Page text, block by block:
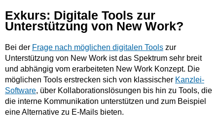
Exkurs: Digitale Tools zur
Unterstützung von New Work?
Bei der Frage nach möglichen digitalen Tools zur
Unterstützung von New Work ist das Spektrum sehr breit
und abhängig vom erarbeiteten New Work Konzept. Die
möglichen Tools erstrecken sich von klassischer Kanzlei-
Software, über Kollaborationslösungen bis hin zu Tools, die
die interne Kommunikation unterstützen und zum Beispiel
eine Alternative zu E-Mails bieten.